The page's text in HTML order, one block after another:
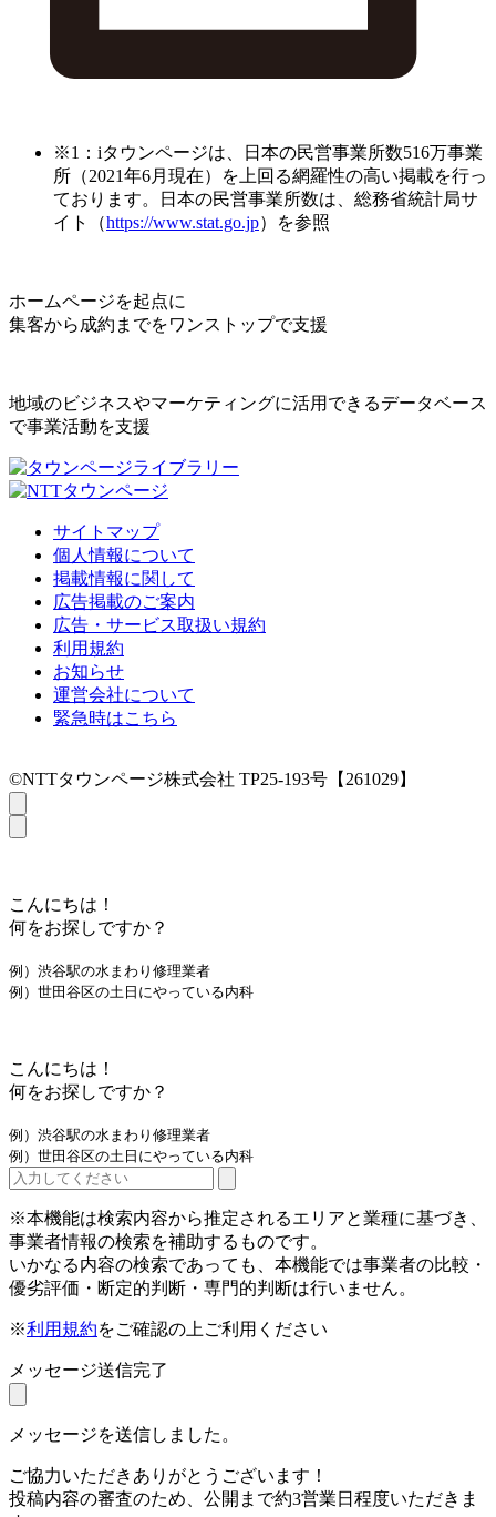
※1：iタウンページは、日本の民営事業所数516万事業
所（2021年6月現在）を上回る網羅性の高い掲載を行っ
ております。日本の民営事業所数は、総務省統計局サ
イト（https://www.stat.go.jp）を参照
ホームページを起点に
集客から成約までをワンストップで支援
地域のビジネスやマーケティングに活用できるデータベース
で事業活動を支援
サイトマップ
個人情報について
掲載情報に関して
広告掲載のご案内
広告・サービス取扱い規約
利用規約
お知らせ
運営会社について
緊急時はこちら
©NTTタウンページ株式会社 TP25-193号【261029】
こんにちは！
何をお探しですか？
例）渋谷駅の水まわり修理業者
例）世田谷区の土日にやっている内科
こんにちは！
何をお探しですか？
例）渋谷駅の水まわり修理業者
例）世田谷区の土日にやっている内科
※本機能は検索内容から推定されるエリアと業種に基づき、
事業者情報の検索を補助するものです。
いかなる内容の検索であっても、本機能では事業者の比較・
優劣評価・断定的判断・専門的判断は行いません。
※利用規約をご確認の上ご利用ください
メッセージ送信完了
メッセージを送信しました。
ご協力いただきありがとうございます！
投稿内容の審査のため、公開まで約3営業日程度いただきま